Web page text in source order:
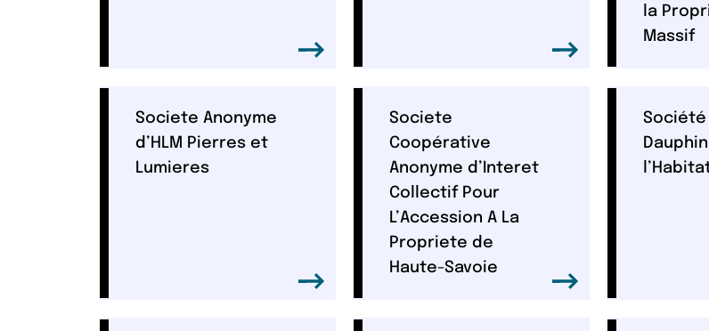
la
Massif
Societe Anonyme
d’HLM Pierres et
Lumieres
Societe
Coopérative
Anonyme d’Interet
Collectif Pour
L’Accession A La
Propriete de
Haute-Savoie
Société